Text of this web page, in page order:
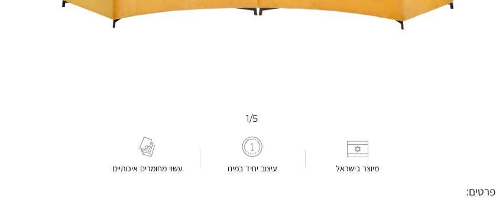
1/5
מיוצר בישראל עיצוב יחיד במינו עשוי מחומרים איכותיים
פרטים: